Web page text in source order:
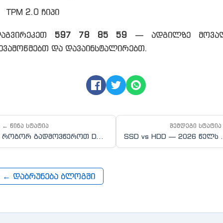
TPM 2.0 ჩიპი
597 78 85 59 — ადგილზე
და დავაინსტალირებთ.
← წინა სტატია
როგორ გადმოვწეროთ D3DX9_43.dll და გამოვასწოროთ ...
შემდეგი
SSD vs
← დაბრუნება ბლოგში